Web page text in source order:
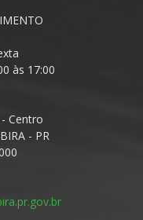
às 17:00
Centro
- PR